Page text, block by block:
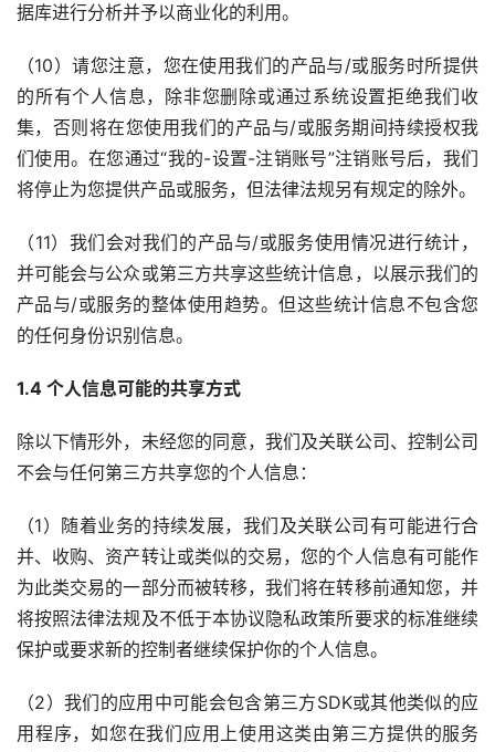
据库进行分析并予以商业化的利用。
（10）请您注意，您在使用我们的产品与/或服务时所提供
的所有个人信息，除非您删除或通过系统设置拒绝我们收
集，否则将在您使用我们的产品与/或服务期间持续授权我
们使用。在您通过“我的-设置-注销账号”注销账号后，我们
将停止为您提供产品或服务，但法律法规另有规定的除外。
（11）我们会对我们的产品与/或服务使用情况进行统计，
并可能会与公众或第三方共享这些统计信息，以展示我们的
产品与/或服务的整体使用趋势。但这些统计信息不包含您
的任何身份识别信息。
1.4 个人信息可能的共享方式
除以下情形外，未经您的同意，我们及关联公司、控制公司
不会与任何第三方共享您的个人信息：
（1）随着业务的持续发展，我们及关联公司有可能进行合
并、收购、资产转让或类似的交易，您的个人信息有可能作
为此类交易的一部分而被转移，我们将在转移前通知您，并
将按照法律法规及不低于本协议隐私政策所要求的标准继续
保护或要求新的控制者继续保护你的个人信息。
（2）我们的应用中可能会包含第三方SDK或其他类似的应
用程序，如您在我们应用上使用这类由第三方提供的服务